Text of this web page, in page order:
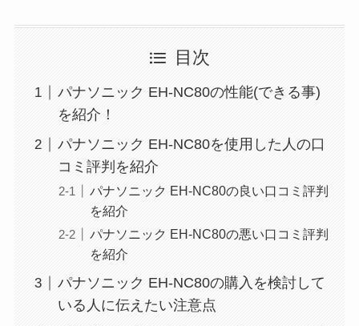
目次
パナソニック EH-NC80の性能(できる事)
を紹介！
パナソニック EH-NC80を使用した人の口
コミ評判を紹介
パナソニック EH-NC80の良い口コミ評判
を紹介
パナソニック EH-NC80の悪い口コミ評判
を紹介
パナソニック EH-NC80の購入を検討して
いる人に伝えたい注意点